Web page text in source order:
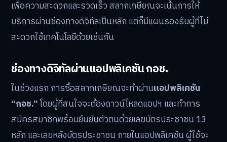
บทบาทในการสนับสนุนภาระเงินรางวัล เช่น รางวัลแจ็กพอต
1 ล้านบาท ซึ่งทำให้ผลิตภัณฑ์มีความน่าสนใจโดยไม่กระทบ
ต่อเงินต้นของผู้ออม ถือเป็นการสนับสนุนเชิงสวัสดิการเพื่อ
ช่องทางการซื้อและจัดการพอร์ตสลาก
เกษียณ
เพื่อความสะดวกและรวดเร็ว สลากเกษียณจะเน้นการให้